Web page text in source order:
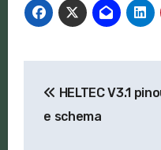
articoli
HELTEC V3.1
e schema